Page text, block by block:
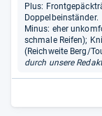
Plus:
Doppelbeinständer.
Minus: eher
schmale Reifen);
(Reichweite Berg/
durch unsere